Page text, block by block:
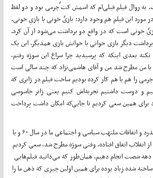
به روال فیلم قبلی‌ام که اسمش کت ًچرمی بود و دو لفظ
این فیلم هم وجود دارد: بازیً‌ خونی یا بازیِ خونی.
خونی است که در واقع دو برداشت می‌شود از آن کرد.
دیگر بازی خوانی یا خوانش بازی همدیگر. این یک
بعدی اینکه که پرسیدید چرا سراغ این سوژه رفتم،
با من مطرح شد من و آقای هاشمی‌نژاد که چند سالی است
را هم با هم کار کرده بودیم ساخت فیلم در ژانری که
و دوست داشتیم تجربه‌اش کنیم یعنی ژانر جاسوسی
برای همین سعی کردیم تا جایی‌که امکان داشت پرداخت
سوژه در دهه شصت می‌گذرد و اتفاقات ملتهب سیاسی و اجتماعی ما در سال ۶۰ و با
انقلاب اتفاق افتاده. وقتی سوژه مطرح شد، سعی کردیم
شصت انجام دهیم. همان‌طور که می‌دانید فیلم‌هایی
شده زیاد بوده برای همین اولین چیزی که ذهن ما را